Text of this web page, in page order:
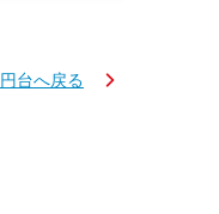
台へ戻る